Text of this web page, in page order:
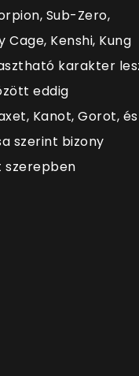
Sub-Zero,
Cage, Kenshi, Kung
karakter
eddig
Kanot, Gorot, és
szerint bizony
szerepben